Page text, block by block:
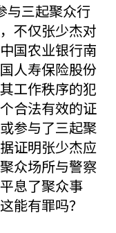
与三起聚众行
不仅张少杰对
国农业银行南
人寿保险股份
工作秩序的犯
合法有效的证
参与了三起聚
证明张少杰应
众场所与警察
息了聚众事
能有罪吗？